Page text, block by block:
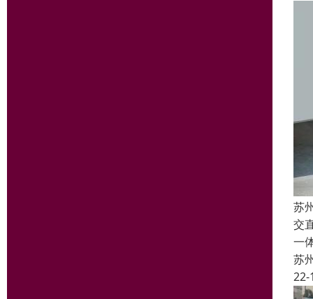
苏
交
一
苏
22-